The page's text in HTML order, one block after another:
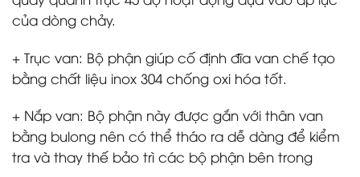
của dòng chảy.
+ Trục van: Bộ phận giúp cố định đĩa van chế tạo
bằng chất liệu inox 304 chống oxi hóa tốt.
+ Nắp van: Bộ phận này được gắn với thân van
bằng bulong nên có thể tháo ra dễ dàng để kiểm
tra và thay thế bảo trì các bộ phận bên trong